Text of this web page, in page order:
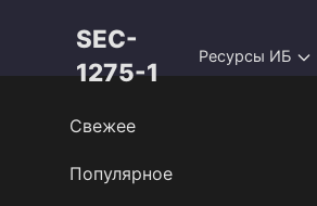
SEC-
1275-1
Ресурсы ИБ
Свежее
Популярное